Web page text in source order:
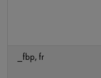
_fbp, fr